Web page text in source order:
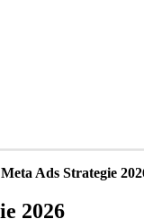
Ads Strategie
2026